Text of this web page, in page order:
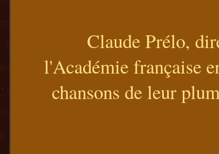
Claude Prélo,
l'Académie française
chansons de leur